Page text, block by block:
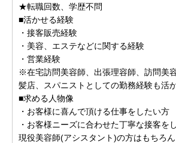
★転職回数、学歴不問
■活かせる経験
・接客販売経験
・美容、エステなどに関する経験
・営業経験
※在宅訪問美容師、出張理容師、訪問美
髪店、スパニストとしての勤務経験も活か
■求める人物像
・お客様に喜んで頂ける仕事をしたい方
・お客様ニーズに合わせた丁寧な接客を
現役美容師(アシスタント)の方はもちろ